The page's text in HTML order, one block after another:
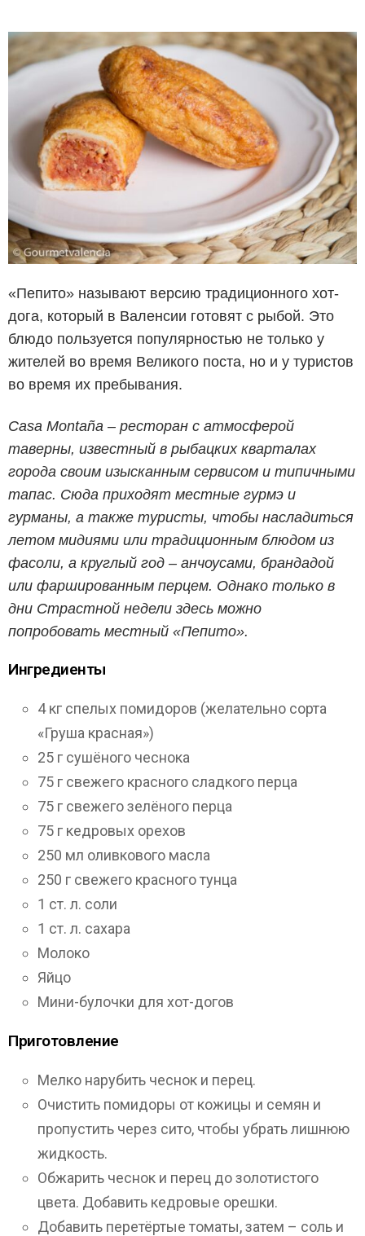
«Пепито» называют версию традиционного хот-
дога, который в Валенсии готовят с рыбой. Это
блюдо пользуется популярностью не только у
жителей во время Великого поста, но и у туристов
во время их пребывания.
Casa Montaña – ресторан с атмосферой
таверны, известный в рыбацких кварталах
города своим изысканным сервисом и типичными
тапас. Сюда приходят местные гурмэ и
гурманы, а также туристы, чтобы насладиться
летом мидиями или традиционным блюдом из
фасоли, а круглый год – анчоусами, брандадой
или фаршированным перцем. Однако только в
дни Страстной недели здесь можно
попробовать местный «Пепито».
Ингредиенты
4 кг спелых помидоров (желательно сорта
«Груша красная»)
25 г сушёного чеснока
75 г свежего красного сладкого перца
75 г свежего зелёного перца
75 г кедровых орехов
250 мл оливкового масла
250 г свежего красного тунца
1 ст. л. соли
1 ст. л. сахара
Молоко
Яйцо
Мини-булочки для хот-догов
Приготовление
Мелко нарубить чеснок и перец.
Очистить помидоры от кожицы и семян и
пропустить через сито, чтобы убрать лишнюю
жидкость.
Обжарить чеснок и перец до золотистого
цвета. Добавить кедровые орешки.
Добавить перетёртые томаты, затем – соль и